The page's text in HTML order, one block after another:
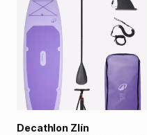
Decathlon Zlín